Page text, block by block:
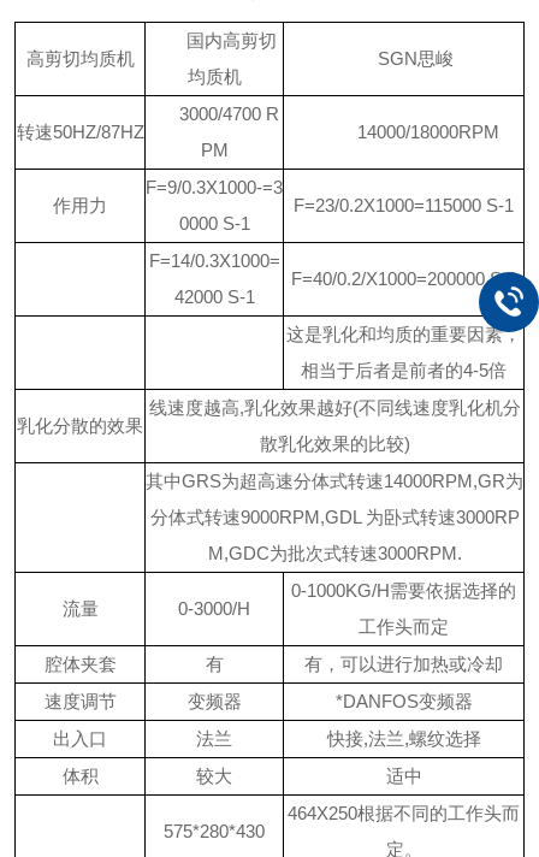
高剪切均质机
国内高剪切
均质机
SGN思峻
转速50HZ/87HZ
3000/4700 R
PM
14000/18000RPM
作用力
F=9/0.3X1000-=3
0000 S-1
F=23/0.2X1000=115000 S-1
F=14/0.3X1000=
42000 S-1
F=40/0.2/X1000=200000 S-1
这是乳化和均质的重要因素，
相当于后者是前者的4-5倍
乳化分散的效果
线速度越高,乳化效果越好(不同线速度乳化机分
散乳化效果的比较)
其中GRS为超高速分体式转速14000RPM,GR为
分体式转速9000RPM,GDL 为卧式转速3000RP
M,GDC为批次式转速3000RPM.
流量 0-3000/H
0-1000KG/H需要依据选择的
工作头而定
腔体夹套
有
有，可以进行加热或冷却
速度调节
变频器
*DANFOS变频器
出入口
法兰
快接,法兰,螺纹选择
体积
较大 适中
575*280*430
464X250根据不同的工作头而
定。